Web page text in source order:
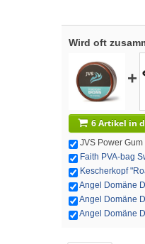
Wird oft
+
6 Artikel in
JVS Power
Faith PVA-bag
Kescherkopf
Angel Domäne
Angel Domäne
Angel Domäne